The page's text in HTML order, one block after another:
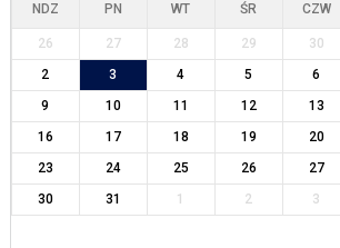
NDZ PN WT ŚR CZW
26 27 28 29 30
2
3 4 5 6
9
10 11 12 13
16
17 18 19 20
23
24 25 26 27
30
31 1 2 3